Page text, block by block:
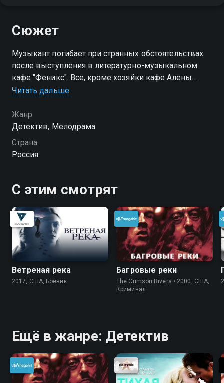
Сюжет
Музыкант погибает при странных обстоятельствах
после выступления в литературно-музыкальном
кафе "Феникс". Все, кроме хозяйки кафе Алены
Дубровицкой, считают его смерть несчастным
первый в списке убийцы
Посмотреть онлайн 1 сезон сериала Неопалимый
Феникс вы можете совершенно бесплатно в
Читать дальше
Жанр
Детектив, Мелодрама
Страна
Россия
С этим смотрят
Ветреная река
2017, США, Боевик
Багровые реки
The Crimson Rivers • 2000, США,
Криминал
Ещё в жанре: Детектив